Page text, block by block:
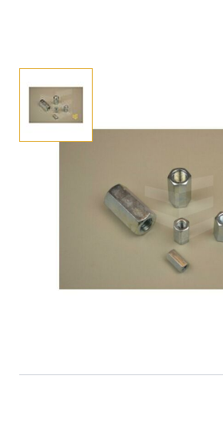
Productdetails
16mm
50
Staal